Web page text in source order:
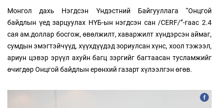
Монгол дахь Нэгдсэн Үндэстний Байгууллага “Онцгой
байдлын үед зарцуулах НҮБ-ын нэгдсэн сан /CERF/”-гаас 2.4
сая ам.доллар босгож, өвөлжилт, хаваржилт хүндэрсэн аймаг,
сумдын эмэгтэйчүүд, хүүхдүүдэд зориулсан хүнс, хоол тэжээл,
ариун цэвэр эрүүл ахуйн багц зэргийг багтаасан тусламжийг
өчигдөр Онцгой байдлын ерөнхий газарт хүлээлгэн өгөв.